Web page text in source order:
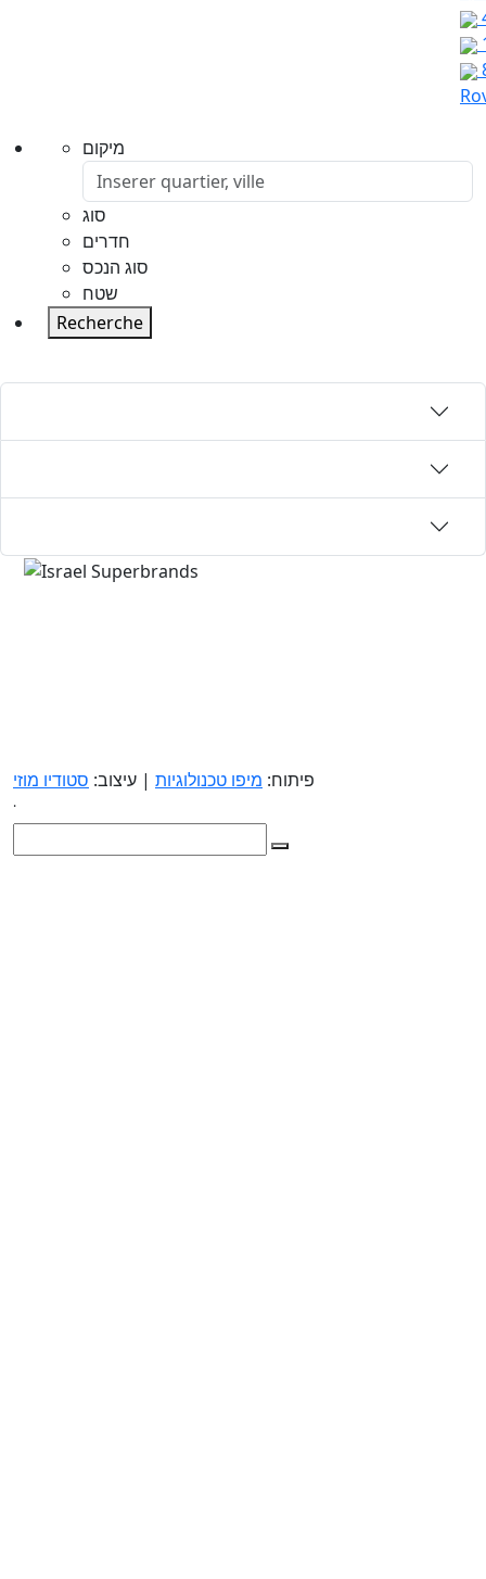
מיקום
סוג
חדרים
סוג הנכס
שטח
Recherche
פיתוח: מיפו טכנולוגיות | עיצוב: סטודיו מוזי
.